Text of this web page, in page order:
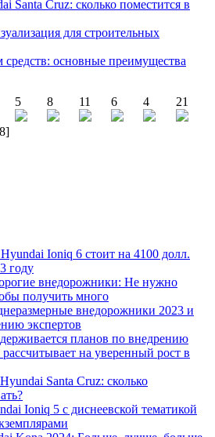
Santa Cruz: сколько поместится в
для строительных
средств: основные преимущества
5 8 11 6 4 21
Ioniq 6 стоит на 4100 долл.
году
внедорожники: Не нужно
получить много
внедорожники 2023 и
экспертов
планов по внедрению
на уверенный рост в
Santa Cruz: сколько
Ioniq 5 с диснеевской тематикой